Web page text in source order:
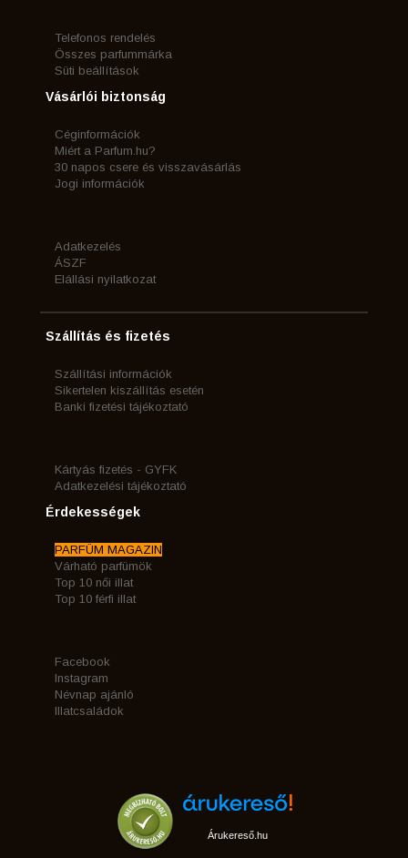
Telefonos rendelés
Összes parfummárka
Süti beállítások
Vásárlói biztonság
Céginformációk
Miért a Parfum.hu?
30 napos csere és visszavásárlás
Jogi információk
Adatkezelés
ÁSZF
Elállási nyilatkozat
Szállítás és fizetés
Szállítási információk
Sikertelen kiszállítás esetén
Banki fizetési tájékoztató
Kártyás fizetés - GYFK
Adatkezelési tájékoztató
Érdekességek
PARFÜM MAGAZIN
Várható parfümök
Top 10 női illat
Top 10 férfi illat
Facebook
Instagram
Névnap ajánló
Illatcsaládok
Árukereső.hu